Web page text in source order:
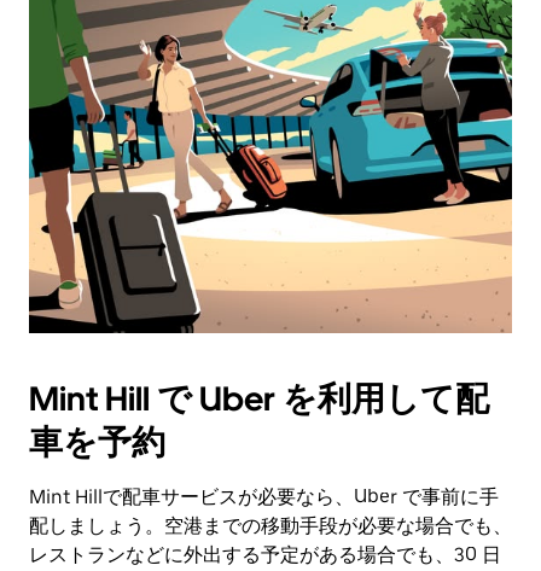
Mint Hill で Uber を利用して配
車を予約
Mint Hillで配車サービスが必要なら、Uber で事前に手
配しましょう。空港までの移動手段が必要な場合でも、
レストランなどに外出する予定がある場合でも、30 日